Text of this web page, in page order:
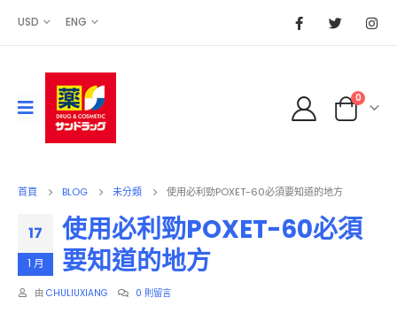
USD ENG
0
首頁 BLOG 未分類 使用必利勁POXET-60必須要知道的地方
17
1 月
使用必利勁POXET-60必須
要知道的地方
由 CHULIUXIANG 0 則留言